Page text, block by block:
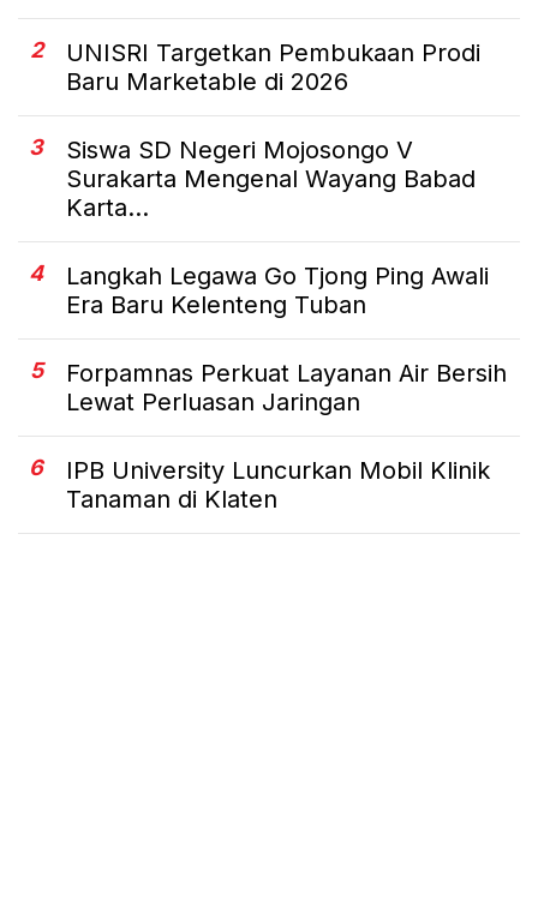
2
UNISRI Targetkan Pembukaan Prodi
Baru Marketable di 2026
3
Siswa SD Negeri Mojosongo V
Surakarta Mengenal Wayang Babad
Karta...
4
Langkah Legawa Go Tjong Ping Awali
Era Baru Kelenteng Tuban
5
Forpamnas Perkuat Layanan Air Bersih
Lewat Perluasan Jaringan
6
IPB University Luncurkan Mobil Klinik
Tanaman di Klaten